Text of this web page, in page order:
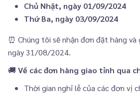
Chủ Nhật, ngày 01/09/2024
Thứ Ba, ngày 03/09/2024
⏰ Chúng tôi sẽ nhận đơn đặt hàng
ngày 31/08/2024.
🚚 Về các đơn hàng giao tỉnh qua
Thời gian nghỉ lễ của các đơn vị